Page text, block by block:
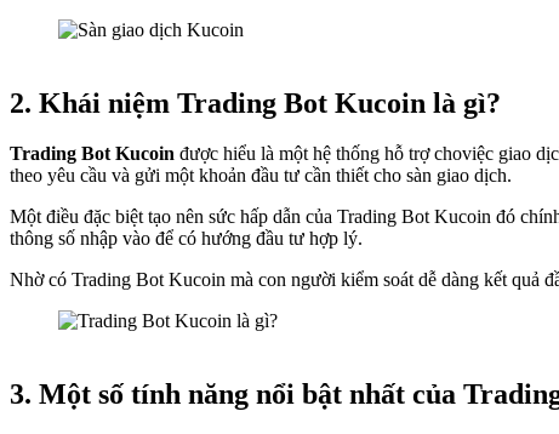
2. Khái niệm Trading Bot Kucoin là gì?
Trading Bot Kucoin được hiểu là một hệ thống hỗ trợ choviệc giao
theo yêu cầu và gửi một khoản đầu tư cần thiết cho sàn giao dịch.
Một điều đặc biệt tạo nên sức hấp dẫn của Trading Bot Kucoin đó
thông số nhập vào để có hướng đầu tư hợp lý.
Nhờ có Trading Bot Kucoin mà con người kiểm soát dễ dàng kết quả
3. Một số tính năng nổi bật nhất của